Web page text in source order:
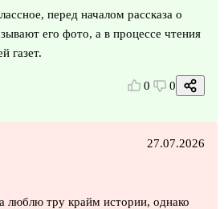
перед началом рассказа о
его фото, а в процессе чтения
газет.
0 0
27.07.2026
люблю тру крайм истории, однако